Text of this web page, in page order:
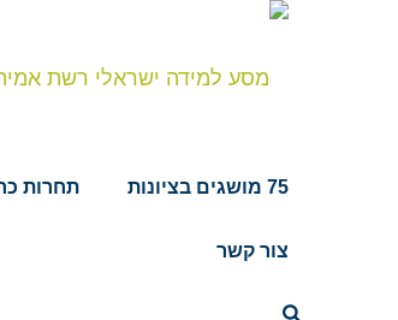
75 מושגים בציונות תחרות
צור קשר
57. הרב אברהם יצחק קוק (1865-1935)